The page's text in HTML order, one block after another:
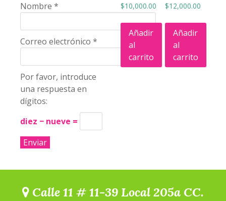
Nombre *
Correo electrónico *
Por favor, introduce
una respuesta en
dígitos:
diez − nueve =
$10,000.00
Añadir
al
carrito
$12,000.00
Añadir
al
carrito
Calle 11 # 11-39 Local 205a CC.